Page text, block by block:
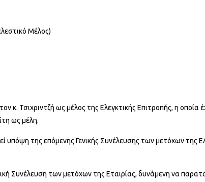
Μέλος)
κ. Τσιχριντζή ως μέλος της Ελεγκτικής Επιτροπής, η οποία
ως μέλη.
υπόψη της επόμενης Γενικής Συνέλευσης των μετόχων της
Συνέλευση των μετόχων της Εταιρίας, δυνάμενη να